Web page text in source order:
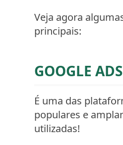
Veja agora
principais:
GOOGLE ADS
É uma das
populares e
utilizadas!